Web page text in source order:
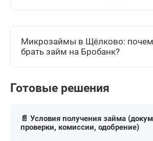
Микрозаймы в Щёлково:
брать займ на Бробанк?
Готовые решения
📄 Условия получения займа
проверки, комиссии, одобрение)